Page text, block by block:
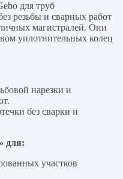
для труб
резьбы и сварных работ
магистралей. Они
уплотнительных колец
нарезки и
без сварки и
для:
участков